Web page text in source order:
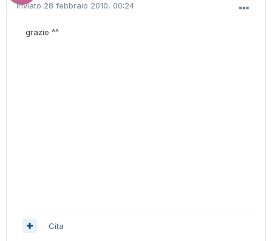
Inviato 28 febbraio 2010, 00:24
grazie ^^
Cita